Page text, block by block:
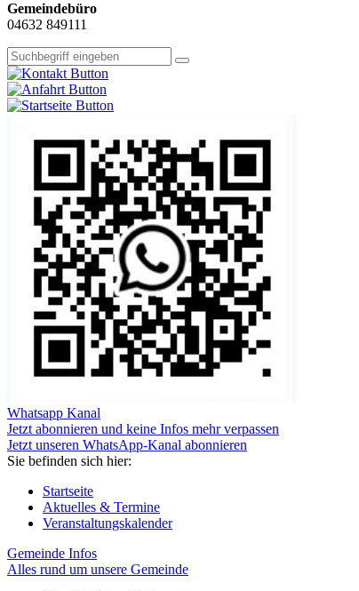
Gemeindebüro
04632 849111
Whatsapp Kanal
Jetzt abonnieren und keine Infos mehr verpassen
Jetzt unseren WhatsApp-Kanal abonnieren
Sie befinden sich hier:
Startseite
Aktuelles & Termine
Veranstaltungskalender
Gemeinde Infos
Alles rund um unsere Gemeinde